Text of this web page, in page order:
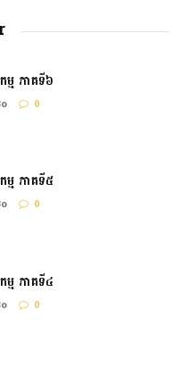
ម ភាគទី៦
0
ម ភាគទី៥
0
ម ភាគទី៤
0